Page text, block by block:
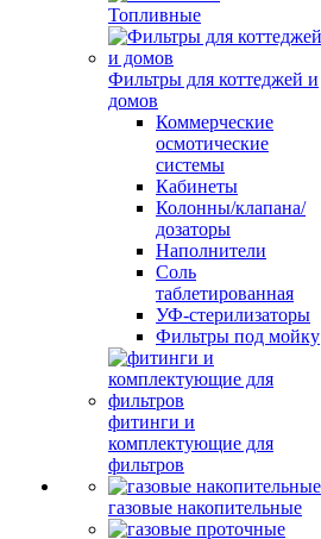
Топливные
Фильтры для коттеджей и
домов
Коммерческие
осмотические
системы
Кабинеты
Колонны/клапана/
дозаторы
Наполнители
Соль
таблетированная
УФ-стерилизаторы
Фильтры под мойку
фитинги и
комплектующие для
фильтров
газовые накопительные